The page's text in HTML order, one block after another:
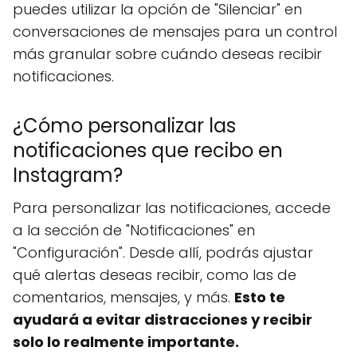
puedes utilizar la opción de "Silenciar" en
conversaciones de mensajes para un control
más granular sobre cuándo deseas recibir
notificaciones.
¿Cómo personalizar las
notificaciones que recibo en
Instagram?
Para personalizar las notificaciones, accede
a la sección de "Notificaciones" en
"Configuración". Desde allí, podrás ajustar
qué alertas deseas recibir, como las de
comentarios, mensajes, y más. Esto te
ayudará a evitar distracciones y recibir
solo lo realmente importante.